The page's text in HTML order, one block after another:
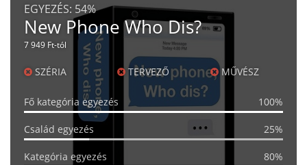
EGYEZÉS: 54%
New Phone Who Dis?
7 949 Ft-tól
SZÉRIA TERVEZŐ MŰVÉSZ
Fő kategória egyezés 100%
Család egyezés 25%
Kategória egyezés
80%